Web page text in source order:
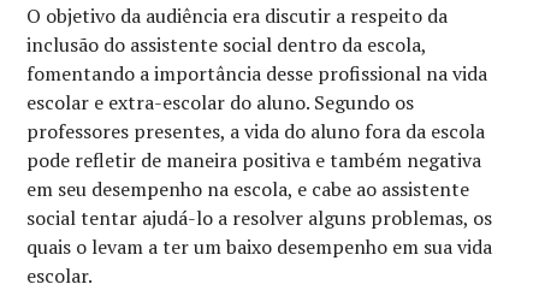
O objetivo da audiência era discutir a respeito da
inclusão do assistente social dentro da escola,
fomentando a importância desse profissional na vida
escolar e extra-escolar do aluno. Segundo os
professores presentes, a vida do aluno fora da escola
pode refletir de maneira positiva e também negativa
em seu desempenho na escola, e cabe ao assistente
social tentar ajudá-lo a resolver alguns problemas, os
quais o levam a ter um baixo desempenho em sua vida
escolar.